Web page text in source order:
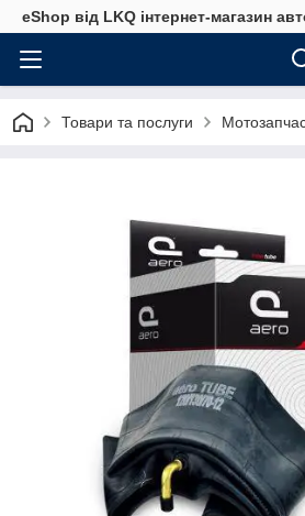
eShop від LKQ інтернет-магазин
Товари та послуги